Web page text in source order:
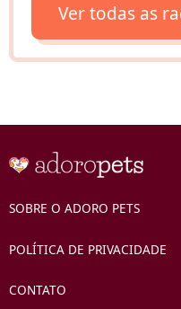
Ver todas as
SOBRE O ADORO PETS
POLÍTICA DE PRIVACIDADE
CONTATO